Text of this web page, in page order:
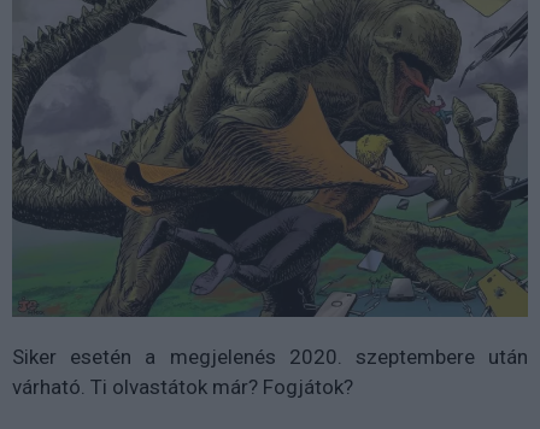
Siker esetén a megjelenés 2020. szeptembere után
várható. Ti olvastátok már? Fogjátok?